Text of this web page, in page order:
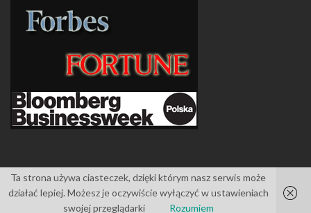
Islemagpowered byWordPress
Ta strona używa ciasteczek, dzięki którym nasz serwis może
działać lepiej. Możesz je oczywiście wyłączyć w ustawieniach
swojej przeglądarki
Rozumiem